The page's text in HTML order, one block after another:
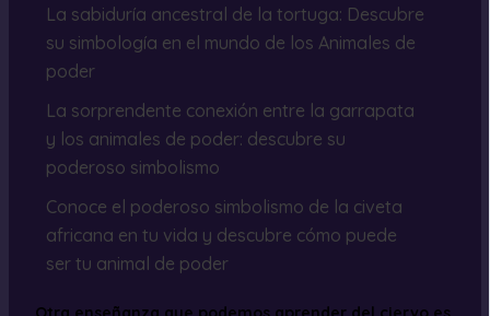
La sabiduría ancestral de la tortuga: Descubre
su simbología en el mundo de los Animales de
poder
La sorprendente conexión entre la garrapata
y los animales de poder: descubre su
poderoso simbolismo
Conoce el poderoso simbolismo de la civeta
africana en tu vida y descubre cómo puede
ser tu animal de poder